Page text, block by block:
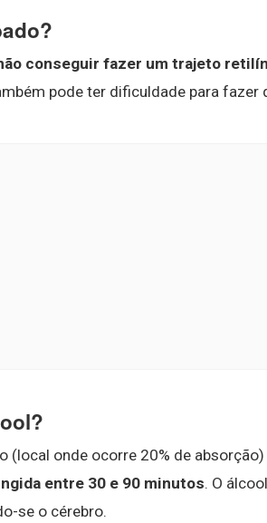
conseguir fazer um trajeto
pode ter dificuldade para fazer
onde ocorre 20% de
entre 30 e 90 minutos. O
se o cérebro.